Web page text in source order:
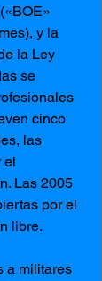
y la
la Ley
se
cinco
las
el
Las 2005
por el
libre.
a militares